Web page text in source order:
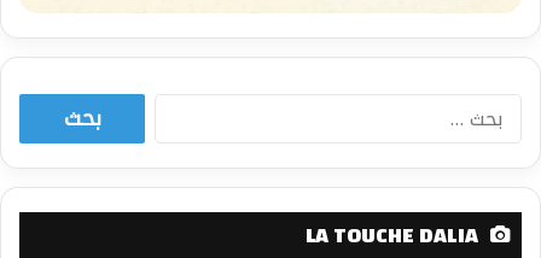
البحث
LA TOUCHE DALIA